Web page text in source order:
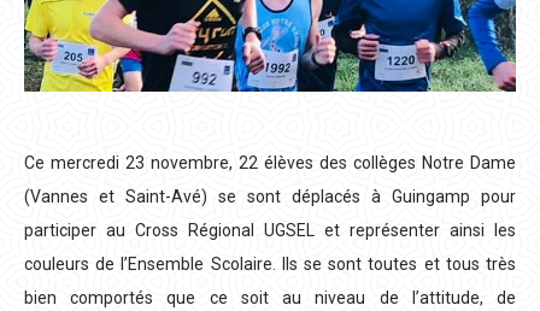
Ce mercredi 23 novembre, 22 élèves des collèges Notre Dame
(Vannes et Saint-Avé) se sont déplacés à Guingamp pour
participer au Cross Régional UGSEL et représenter ainsi les
couleurs de l’Ensemble Scolaire. Ils se sont toutes et tous très
bien comportés que ce soit au niveau de l’attitude, de